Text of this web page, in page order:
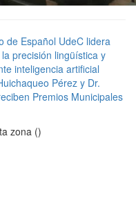
de Español UdeC lidera
precisión lingüística y
inteligencia artificial
Pérez y Dr.
Premios Municipales
zona ()